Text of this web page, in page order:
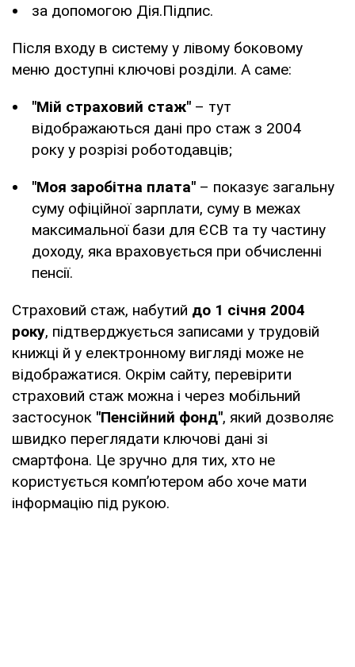
за допомогою Дія.Підпис.
Після входу в систему у лівому боковому
меню доступні ключові розділи. А саме:
"Мій страховий стаж" – тут
відображаються дані про стаж з 2004
року у розрізі роботодавців;
"Моя заробітна плата" – показує загальну
суму офіційної зарплати, суму в межах
максимальної бази для ЄСВ та ту частину
доходу, яка враховується при обчисленні
пенсії.
Страховий стаж, набутий до 1 січня 2004
року, підтверджується записами у трудовій
книжці й у електронному вигляді може не
відображатися. Окрім сайту, перевірити
страховий стаж можна і через мобільний
застосунок "Пенсійний фонд", який дозволяє
швидко переглядати ключові дані зі
смартфона. Це зручно для тих, хто не
користується комп’ютером або хоче мати
інформацію під рукою.